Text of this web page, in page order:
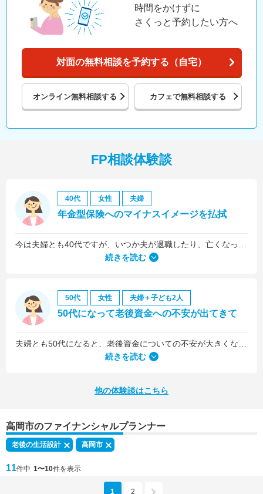
時間をかけずに
さくっと予約したい方へ
対面の無料相談を予約する（自宅）
オンライン無料相談する カフェで無料相談する
FP相談体験談
40代 女性 夫婦
年金型保険へのマイナスイメージを払拭
続きを読む
50代 女性 夫婦＋子ども2人
50代になって老後資金への不安が出てきて
続きを読む
他の体験談はこちら
高岡市のファイナンシャルプランナー
老後の生活設計 高岡市
11件中 1〜10件を表示
1 2